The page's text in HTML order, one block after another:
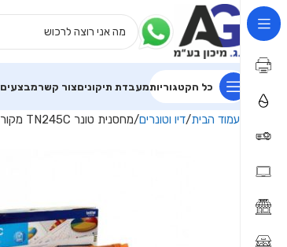
כל הקטגוריותמעבדת תיקוניםצור קשרמבצעים
עמוד הבית דיו וטונרים מחסנית טונר TN245C מקורית של Brother – צ`יאן (כחול)